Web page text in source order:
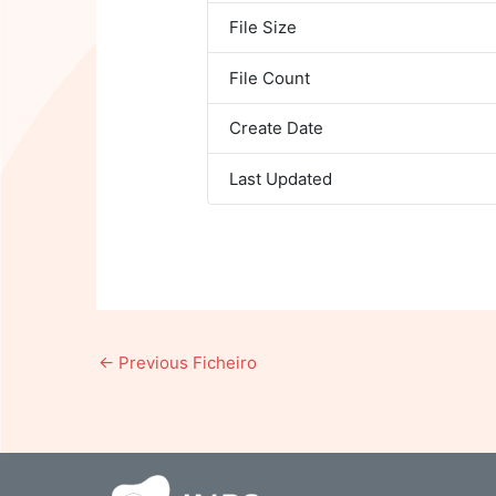
File Size
File Count
Create Date
Last Updated
← Previous Ficheiro